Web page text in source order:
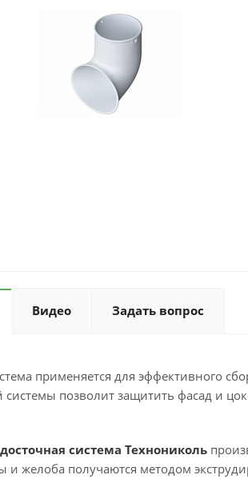
Видео Задать вопрос
применяется для эффективного
системы позволит защитить фасад и
система Технониколь
и желоба получаются методом